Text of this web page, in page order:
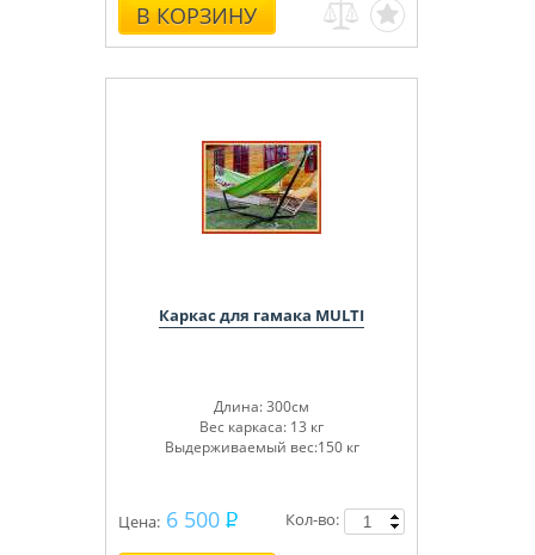
В КОРЗИНУ
Каркас для гамака MULTI
Длина: 300см
Вес каркаса: 13 кг
Выдерживаемый вес:150 кг
Цена: 6 500
Кол-во: